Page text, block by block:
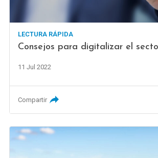
LECTURA RÁPIDA
Consejos para digitalizar el
11 Jul 2022
Compartir